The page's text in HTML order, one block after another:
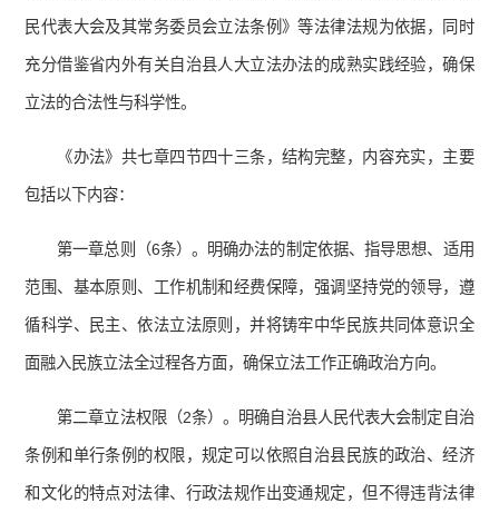
民代表大会及其常务委员会立法条例》等法律法规为依据，同时
充分借鉴省内外有关自治县人大立法办法的成熟实践经验，确保
立法的合法性与科学性。
《办法》共七章四节四十三条，结构完整，内容充实，主要
包括以下内容：
第一章总则（6条）。明确办法的制定依据、指导思想、适用
范围、基本原则、工作机制和经费保障，强调坚持党的领导，遵
循科学、民主、依法立法原则，并将铸牢中华民族共同体意识全
面融入民族立法全过程各方面，确保立法工作正确政治方向。
第二章立法权限（2条）。明确自治县人民代表大会制定自治
条例和单行条例的权限，规定可以依照自治县民族的政治、经济
和文化的特点对法律、行政法规作出变通规定，但不得违背法律